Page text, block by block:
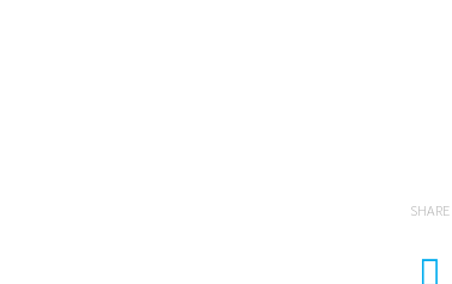
SHARE